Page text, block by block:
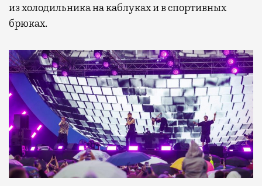
из холодильника на каблуках и в спортивных
брюках.